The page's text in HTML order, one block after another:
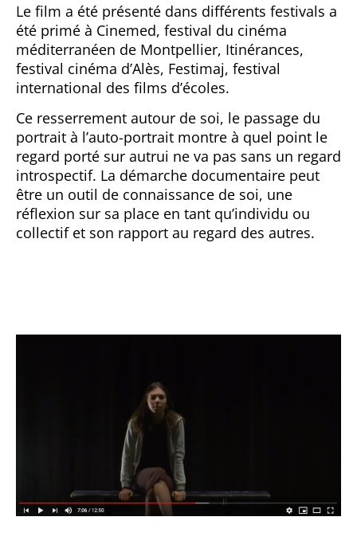
Le film a été présenté dans différents festivals a
été primé à Cinemed, festival du cinéma
méditerranéen de Montpellier, Itinérances,
festival cinéma d’Alès, Festimaj, festival
international des films d’écoles.
Ce resserrement autour de soi, le passage du
portrait à l’auto-portrait montre à quel point le
regard porté sur autrui ne va pas sans un regard
introspectif. La démarche documentaire peut
être un outil de connaissance de soi, une
réflexion sur sa place en tant qu’individu ou
collectif et son rapport au regard des autres.